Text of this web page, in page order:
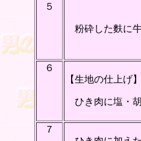
５
粉砕した麩に牛
６
【生地の仕上げ】
ひき肉に塩・
７